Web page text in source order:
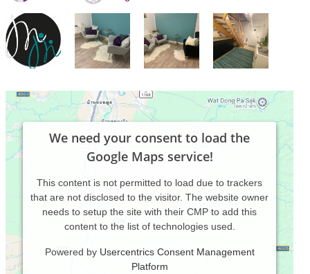
We need your consent to load the
Google Maps service!
This content is not permitted to load due to trackers
that are not disclosed to the visitor. The website owner
needs to setup the site with their CMP to add this
content to the list of technologies used.
Powered by Usercentrics Consent Management
Platform